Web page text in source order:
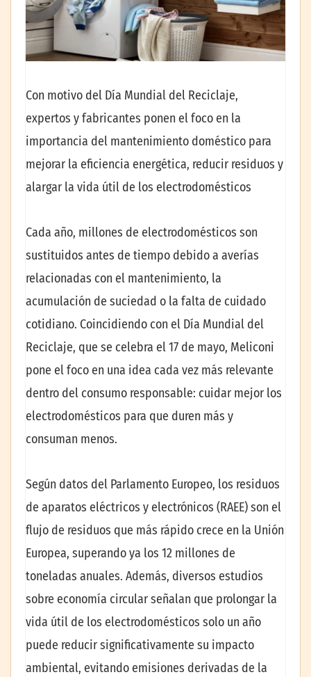
Con motivo del Día Mundial del Reciclaje,
expertos y fabricantes ponen el foco en la
importancia del mantenimiento doméstico para
mejorar la eficiencia energética, reducir residuos y
alargar la vida útil de los electrodomésticos
Cada año, millones de electrodomésticos son
sustituidos antes de tiempo debido a averías
relacionadas con el mantenimiento, la
acumulación de suciedad o la falta de cuidado
cotidiano. Coincidiendo con el Día Mundial del
Reciclaje, que se celebra el 17 de mayo, Meliconi
pone el foco en una idea cada vez más relevante
dentro del consumo responsable: cuidar mejor los
electrodomésticos para que duren más y
consuman menos.
Según datos del Parlamento Europeo, los residuos
de aparatos eléctricos y electrónicos (RAEE) son el
flujo de residuos que más rápido crece en la Unión
Europea, superando ya los 12 millones de
toneladas anuales. Además, diversos estudios
sobre economía circular señalan que prolongar la
vida útil de los electrodomésticos solo un año
puede reducir significativamente su impacto
ambiental, evitando emisiones derivadas de la